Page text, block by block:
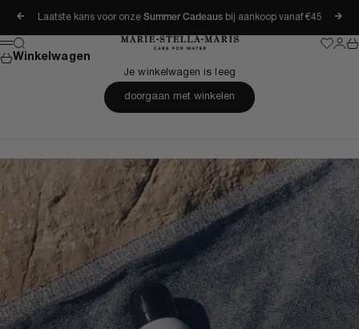
VorigeLaatste kans voor onze Summer Cadeausbij aankoop vanaf €45
Marie-Stella-Maris
Menu
Zoeken
Winkelwagen
Je winkelwagen is leeg
doorgaan met winkelen